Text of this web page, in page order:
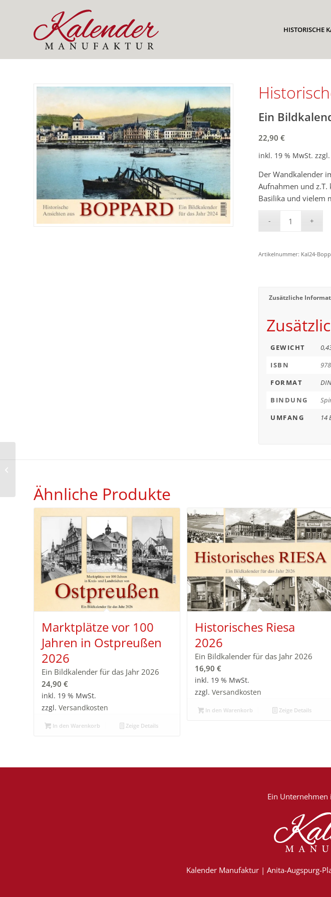
HISTORISCHE
Ein
22,90€
inkl. 19 % MwSt.
Der Wandkalender
Aufnahmen und
Basilika und vielem
Artikelnummer: Kal24-
Zusätzliche
GEWICHT
ISBN
FORMAT
BINDUNG
UMFANG
14
Ähnliche Produkte
Marktplätze vor 100
Jahren in Ostpreußen
2026
Ein Bildkalender für das Jahr 2026
24,90 €
inkl. 19 % MwSt.
zzgl. Versandkosten
In den Warenkorb Zeige Details
Historisches Riesa
2026
Ein Bildkalender für das Jahr 2026
16,90 €
inkl. 19 % MwSt.
zzgl. Versandkosten
In den Warenkorb Zeige Details
Ein Unternehmen
Kalender Manufaktur | Anita-Augspurg-